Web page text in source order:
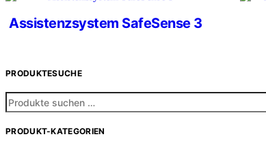
Assistenzsystem SafeSense 3
PRODUKTESUCHE
Suchen
nach:
PRODUKT-KATEGORIEN